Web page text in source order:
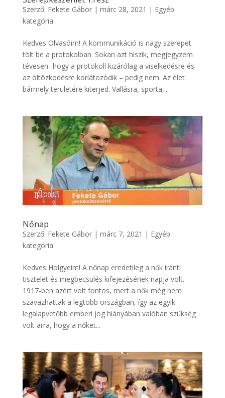
Szerző: Fekete Gábor| márc 28, 2021 | Egyéb
kategória
Kedves Olvasóim! A kommunikáció is nagy szerepet
tölt be a protokolban. Sokan azt hiszik, megjegyzem
tévesen- hogy a protokoll kizárólag a viselkedésre és
az öltözködésre korlátozódik – pedig nem. Az élet
bármely területére kiterjed. Vallásra, sporta,...
Nőnap
Szerző: Fekete Gábor| márc 7, 2021 | Egyéb
kategória
Kedves Hölgyeim! A nőnap eredetileg a nők iránti
tisztelet és megbecsülés kifejezésének napja volt.
1917-ben azért volt fontos, mert a nők még nem
szavazhattak a legtöbb országban, így az egyik
legalapvetőbb emberi jog hiányában valóban szükség
volt arra, hogy a nőket...